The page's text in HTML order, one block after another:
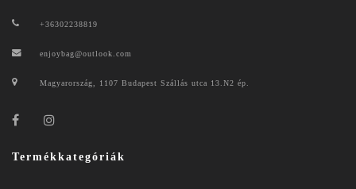
+36302238819
enjoybag@outlook.com
Magyarország, 1107 Budapest Szállás utca 13.N2 ép.
Termékkategóriák